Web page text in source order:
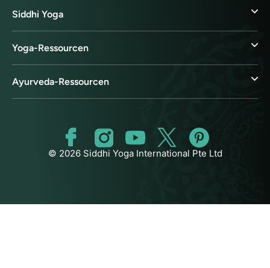
Siddhi Yoga
Yoga-Ressourcen
Ayurveda-Ressourcen
© 2026 Siddhi Yoga International Pte Ltd